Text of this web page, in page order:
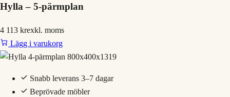
Hylla – 5-pärmplan
4 113 krexkl. moms
Lägg i varukorg
Snabb leverans 3–7 dagar
Beprövade möbler